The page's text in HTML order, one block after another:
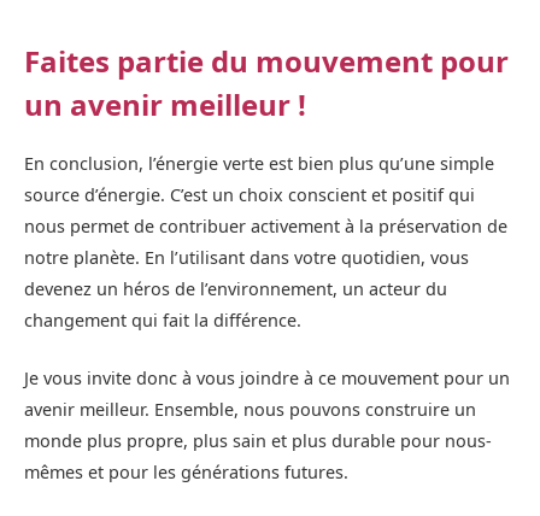
Faites partie du mouvement pour
un avenir meilleur !
En conclusion, l’énergie verte est bien plus qu’une simple
source d’énergie. C’est un choix conscient et positif qui
nous permet de contribuer activement à la préservation de
notre planète. En l’utilisant dans votre quotidien, vous
devenez un héros de l’environnement, un acteur du
changement qui fait la différence.
Je vous invite donc à vous joindre à ce mouvement pour un
avenir meilleur. Ensemble, nous pouvons construire un
monde plus propre, plus sain et plus durable pour nous-
mêmes et pour les générations futures.